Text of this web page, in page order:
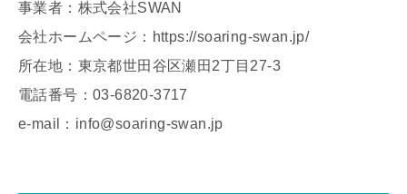
事業者：株式会社SWAN
会社ホームページ：https://soaring-swan.jp/
所在地：東京都世田谷区瀬田2丁目27-3
電話番号：03-6820-3717
e-mail：info@soaring-swan.jp